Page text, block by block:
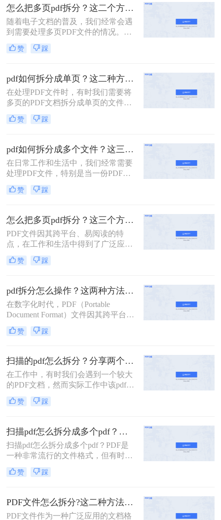
面，我将详细介绍怎么把一个大的pdf
拆分。
怎么把多页pdf拆分？这二个方法教你轻松拆分！
随着电子文档的普及，我们经常会遇
到需要处理多页PDF文件的情况。无
论是为了方便阅读或编辑，还是为了
分发文件，拆分PDF文件都是一个很
分呢？在本文中，我们将介绍一些简
单而有效的方法，帮助你快速拆分多
页PDF文件。
赞 踩
pdf如何拆分成单页？这二种方法可以有效解决你的问题！
在处理PDF文件时，有时我们需要将
多页的PDF文档拆分成单页的文件，
以便于单独查看、编辑或分享。那么
PDF如何拆分成单页呢？下面将详细
成单页文件。
赞 踩
pdf如何拆分成多个文件？这三种方法教你轻松拆分！
在日常工作和生活中，我们经常需要
处理PDF文件，特别是当一份PDF文
件内容过多，需要拆分成多个文件以
便分享、打印或存储时。本文将详细
用在线工具、专业软件以及操作系统
自带功能的方法。
赞 踩
怎么把多页pdf拆分？这三个方法教你轻松拆分！
PDF文件因其跨平台、易阅读的特
点，在工作和生活中得到了广泛应
用。然而，有时我们需要将多页的
PDF文件拆分成单独页面或多个部
么把多页pdf拆分呢？本文将介绍三种
拆分多页PDF文件的实用方法，帮助
您轻松应对各种拆分需求。
赞 踩
pdf拆分怎么操作？这两种方法简单好用！
在数字化时代，PDF（Portable
Document Format）文件因其跨平台兼
容性和内容稳定性而广受欢迎。然
而，有时我们需要对大型PDF文件进
分割成更小的单元，以便于管理、分
享或编辑。那么PDF拆分怎么操作
呢？本文将为您介绍几种常见的PDF
拆分方法，帮助您轻松完成这项任
务。
赞 踩
扫描的pdf怎么拆分？分享两个实用拆分的方法！
在工作中，有时我们会遇到一个较大
的PDF文档，然而实际工作中该pdf文
档的内容是分模块处理的。这时我们
就可以使用PDF拆分功能，将整个
文档，方便工作中文档的传输处理和
重要内容的查找。下面我们就将介绍
扫描的pdf怎么拆分方法，希望能给读
者的工作带来方便。
赞 踩
扫描pdf怎么拆分成多个pdf？这三种PDF拆分方法轻松搞定！
扫描pdf怎么拆分成多个pdf？PDF是
一种非常流行的文件格式，但有时候
我们需要将一个大的PDF文件拆分成
多个小的文件，以便于管理和分享。
赞 踩
PDF文件怎么拆分?这二种方法教你轻松拆分!
PDF文件作为一种广泛应用的文档格